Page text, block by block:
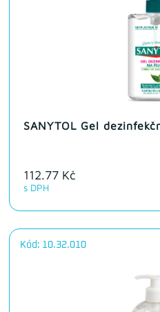
SANYTOL Gel
112.77 Kč
s DPH
Kód: 10.32.010